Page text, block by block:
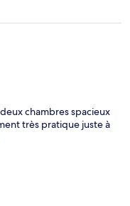
chambres spacieux
très pratique juste à